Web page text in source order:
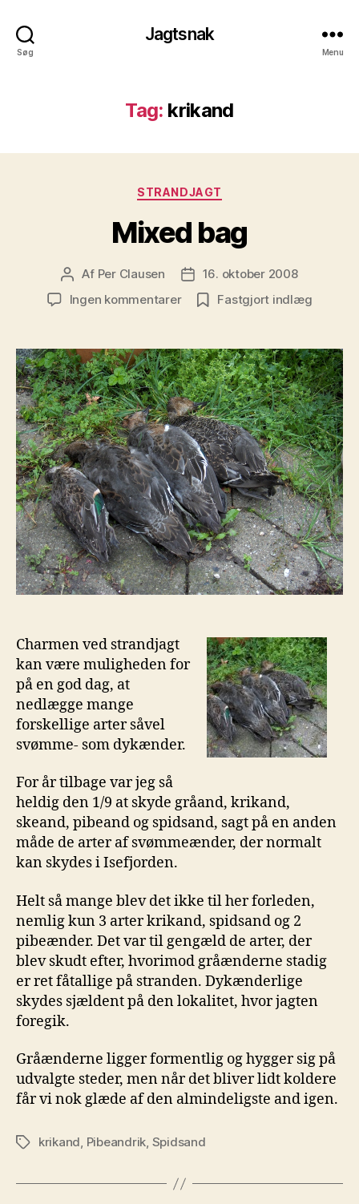
Søg
Jagtsnak
Menu
Tag: krikand
Kategorier
STRANDJAGT
Mixed bag
Indlægsforfatter
Af Per Clausen Indlægsdato
16. oktober 2008
Ingen kommentarertil
Fastgjort indlæg
Charmen ved strandjagt
kan være muligheden for
på en god dag, at
nedlægge mange
forskellige arter såvel
svømme- som dykænder.
For år tilbage var jeg så
heldig den 1/9 at skyde gråand, krikand,
skeand, pibeand og spidsand, sagt på en anden
måde de arter af svømmeænder, der normalt
kan skydes i Isefjorden.
Helt så mange blev det ikke til her forleden,
nemlig kun 3 arter krikand, spidsand og 2
pibeænder. Det var til gengæld de arter, der
blev skudt efter, hvorimod gråænderne stadig
er ret fåtallige på stranden. Dykænderlige
skydes sjældent på den lokalitet, hvor jagten
foregik.
Gråænderne ligger formentlig og hygger sig på
udvalgte steder, men når det bliver lidt koldere
får vi nok glæde af den almindeligste and igen.
Tagskrikand, Pibeandrik, Spidsand